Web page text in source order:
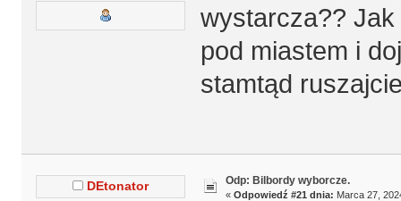
wystarcza??
pod miastem i
stamtąd
DEtonator Odp: Bilbordy wyborcze.
« Odpowiedź #21 dnia: Marca 27,